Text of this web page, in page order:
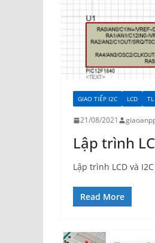
GIAO TIẾP I2C LCD
21/08/2021
Lập trình
Lập trình LCD và
Read More